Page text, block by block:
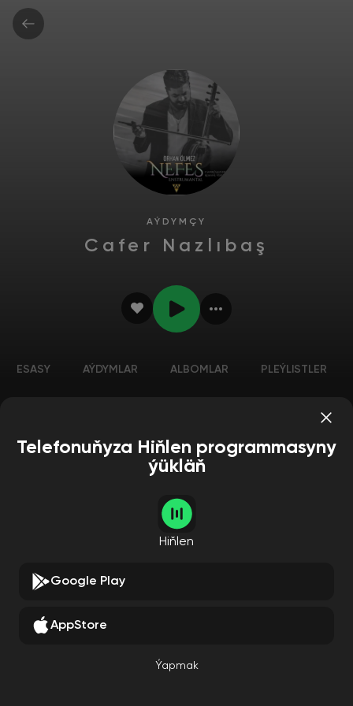
AÝDYMÇY
Cafer Nazlıbaş
ESASY AÝDYMLAR ALBOMLAR PLEÝLISTLER
Telefonuňyza Hiňlen programmasyny
ýükläň
Hiňlen
Google Play
AppStore
Ýapmak